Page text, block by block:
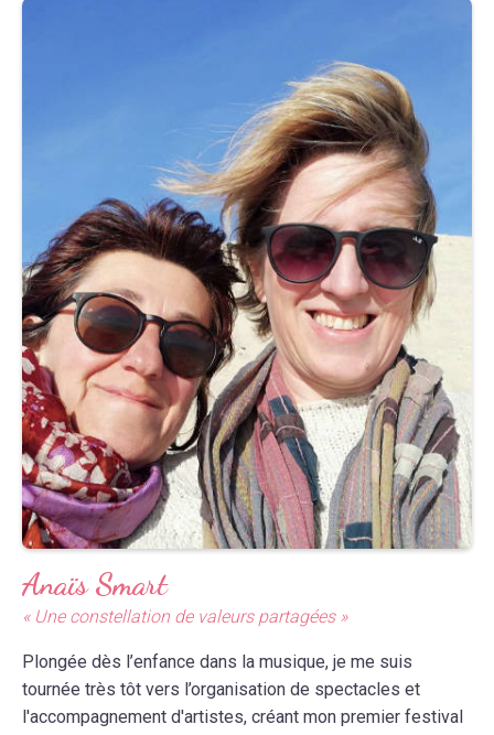
Anaïs Smart
« Une constellation de valeurs partagées »
Plongée dès l’enfance dans la musique, je me suis
tournée très tôt vers l’organisation de spectacles et
l'accompagnement d'artistes, créant mon premier festival